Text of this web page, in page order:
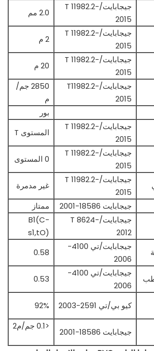
جيجابايت/T 11982.2-
2015
2.0 مم
جيجابايت/T 11982.2-
2015
2 م
جيجابايت/T 11982.2-
2015
20 م
جيجابايت/T11982.2-
2015
2850 جم/
م
بور
جيجابايت/T 11982.2-
2015
المستوى T
جيجابايت/T 11982.2-
2015
0 المستوى
جيجابايت/T 11982.2-
2015
غير مدمرة
جيجابايت 18586-2001
ممتاز
جيجابايت/T 8624-
2012
B1(C-
s1,tO)
جيجابايت/تي 4100-
2006
0.58
جيجابايت/تي 4100-
2006
0.53
كيو بي/تي 2591-2003 92%
جيجابايت 18586-2001
<0.1 جم/م2